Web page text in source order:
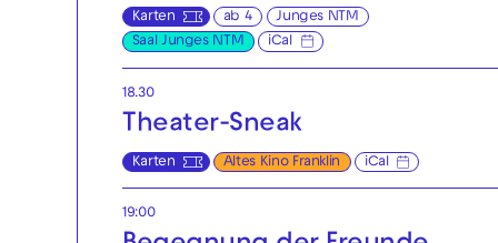
Karten ab 4
Junges NTM
Saal Junges NTM
iCal
18.30
Theater-Sneak
Karten Altes Kino Franklin iCal
19:00